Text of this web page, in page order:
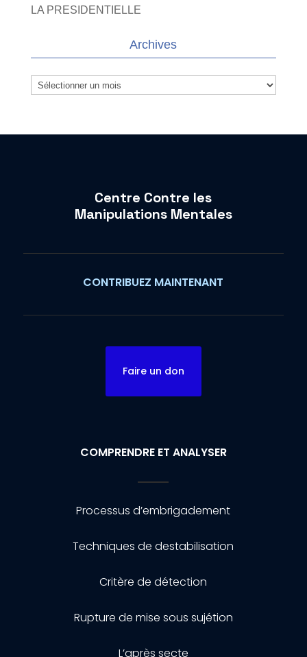
LA PRESIDENTIELLE
Archives
Archives
Centre Contre les
Manipulations Mentales
CONTRIBUEZ MAINTENANT
Faire un don
COMPRENDRE ET ANALYSER
Processus d’embrigadement
Techniques de destabilisation
Critère de détection
Rupture de mise sous sujétion
L’après secte